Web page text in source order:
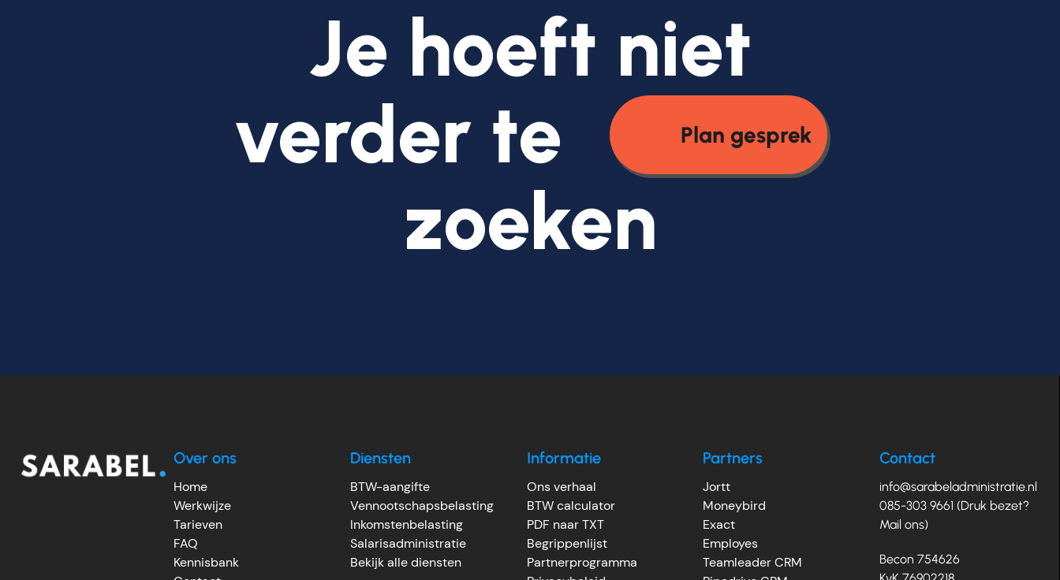
Je hoeft niet
verder te
Plan gesprek
zoeken
Over ons
Home
Werkwijze
Tarieven
FAQ
Kennisbank
Diensten
BTW-aangifte
Vennootschapsbelasting
Inkomstenbelasting
Salarisadministratie
Bekijk alle diensten
Informatie
Ons verhaal
BTW calculator
PDF naar TXT
Begrippenlijst
Partnerprogramma
Partners
Jortt
Moneybird
Exact
Employes
Teamleader CRM
Contact
info@sarabeladministratie.nl
085-303 9661 (Druk bezet?
Mail ons)
Becon 754626